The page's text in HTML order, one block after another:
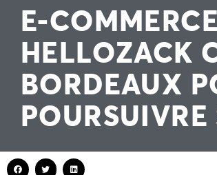
E-
HELLOZACK
BORDEAUX